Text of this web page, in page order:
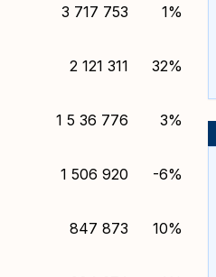
3 717 753
1%
2 121 311
32%
1 5 36 776
3%
1 506 920
-6%
847 873
10%